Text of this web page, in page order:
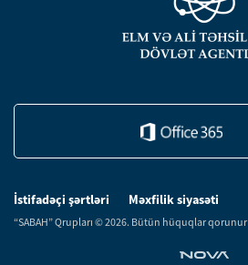
İstifadəçi şərtləri Məxfilik siyasəti
“SABAH” Qrupları © 2026. Bütün hüquqlar qorunur